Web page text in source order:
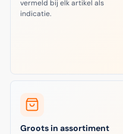
vermeld bij elk artikel als
indicatie.
Groots in assortiment